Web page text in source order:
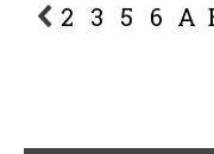
2 3 5 6 A